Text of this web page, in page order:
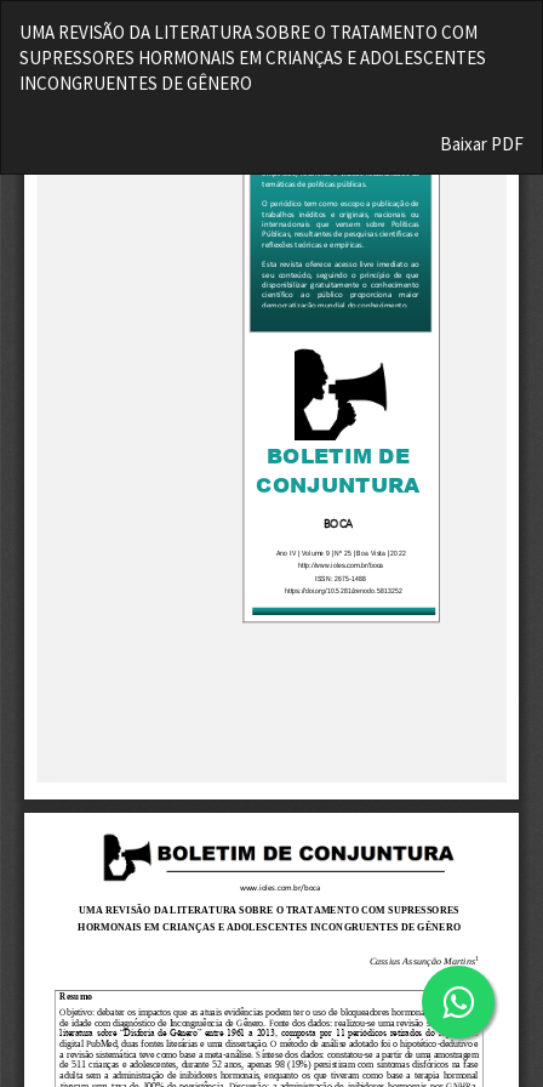
aos
Detalhes
UMA REVISÃO DA LITERATURA SOBRE O TRATAMENTO COM
SUPRESSORES HORMONAIS EM CRIANÇAS E ADOLESCENTES
INCONGRUENTES DE GÊNERO
Baixar
Baixar PDF